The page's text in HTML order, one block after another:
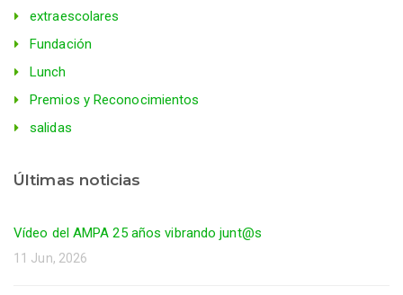
extraescolares
Fundación
Lunch
Premios y Reconocimientos
salidas
Últimas noticias
Vídeo del AMPA 25 años vibrando junt@s
11 Jun, 2026